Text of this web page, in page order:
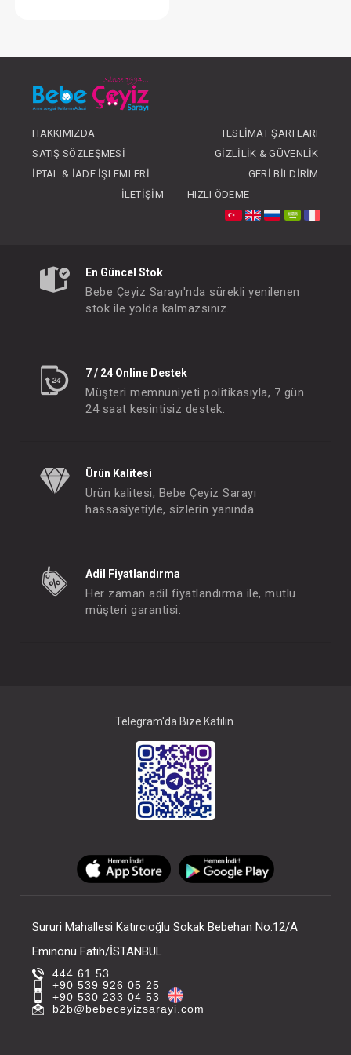
OLUNUZ
HAKKIMIZDA
TESLIMAT ŞARTLARI
SATIŞ SÖZLEŞMESI
GIZLILIK & GÜVENLIK
İPTAL & İADE İŞLEMLERI
GERI BILDIRIM
İLETIŞIM
HIZLI ÖDEME
En Güncel Stok
Bebe Çeyiz Sarayı'nda sürekli yenilenen
stok ile yolda kalmazsınız.
7 / 24 Online Destek
Müşteri memnuniyeti politikasıyla, 7 gün
24 saat kesintisiz destek.
Ürün Kalitesi
Ürün kalitesi, Bebe Çeyiz Sarayı
hassasiyetiyle, sizlerin yanında.
Adil Fiyatlandırma
Her zaman adil fiyatlandırma ile, mutlu
müşteri garantisi.
Telegram'da Bize Katılın.
Sururi Mahallesi Katırcıoğlu Sokak Bebehan No:12/A
Eminönü Fatih/İSTANBUL
444 61 53
+90 539 926 05 25
+90 530 233 04 53
b2b@bebeceyizsarayi.com